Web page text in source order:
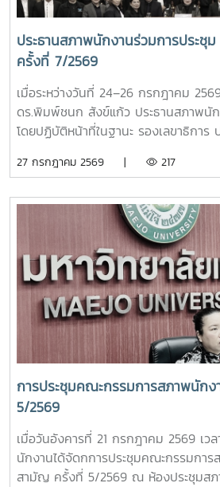
ประธานสภาพนักงานร่วมการประ
ครั้งที่ 7/2569
เมื่อระหว่างวันที่ 24–26 กรกฎาคม
ดร.พิมพ์ชนก สังข์แก้ว ประธานสภาพนั
โดยปฏิบัติหน้าที่ในฐานะ รองเลขาธิการ
พัฒนบริหารศาสตร์ (NIDA) กรุงเทพมห
ทิศทางการดำเนินงานของ ปอมท. และ
ประเด็นสำคัญด้านการอุดมศึกษา การป
ความก้าวหน้าการเตรียมจัดประชุมวิชา
การจัดทำวารสารวิชาการ ปอมท.
สมาคม ปอมท. ตลอดจนโครงการเสวน
อาจารย์ดีเด่นแห่งชาติ เพื่อส่งเสริมการ
การพัฒนาวิชาชีพอาจารย์ในระดับประเ
ได้พิจารณาความก้าวหน้าการคัดเลือกอ
ประจำปี พ.ศ. 2569 พร้อมกำหนดแนวท
งานในรอบสัมภาษณ์ รวมถึงพิจารณาแ
เพื่อให้กระบวนการดำเนินงานมีความโปร่
มาตรฐานยิ่งขึ้นอีกหนึ่งประเด็นสำคัญ คือ
การประชุม ปอมท. ตลอดปี 2569 และปี
พิจารณารับ สถาบันพระบรมราชชนก เข้
ปอมท. ซึ่งสะท้อนถึงการขยายเครือข่าย
27 กรกฎาคม 2569 | 217
การประชุมคณะกรรมการสภาพนัก
5/2569
เมื่อวันอังคารที่ 21 กรกฎาคม 2569 เว
นักงานได้จัดกการประชุมคณะกรรมกา
สามัญ ครั้งที่ 5/2569 ณ ห้องประชุมสภ